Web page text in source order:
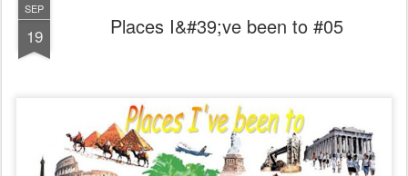
SEP
19 Places I&#39;ve been to #05